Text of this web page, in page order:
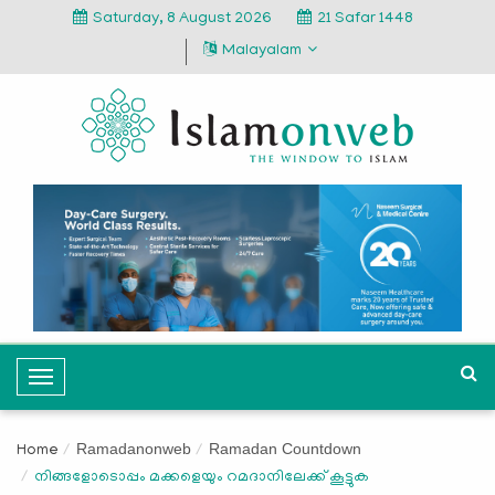
Saturday, 8 August 2026
21 Safar 1448
Malayalam
T
o
g
l
Home Ramadanonweb Ramadan Countdown
നിങ്ങളോടൊപ്പം മക്കളെയും റമദാനിലേക്ക് കൂട്ടുക